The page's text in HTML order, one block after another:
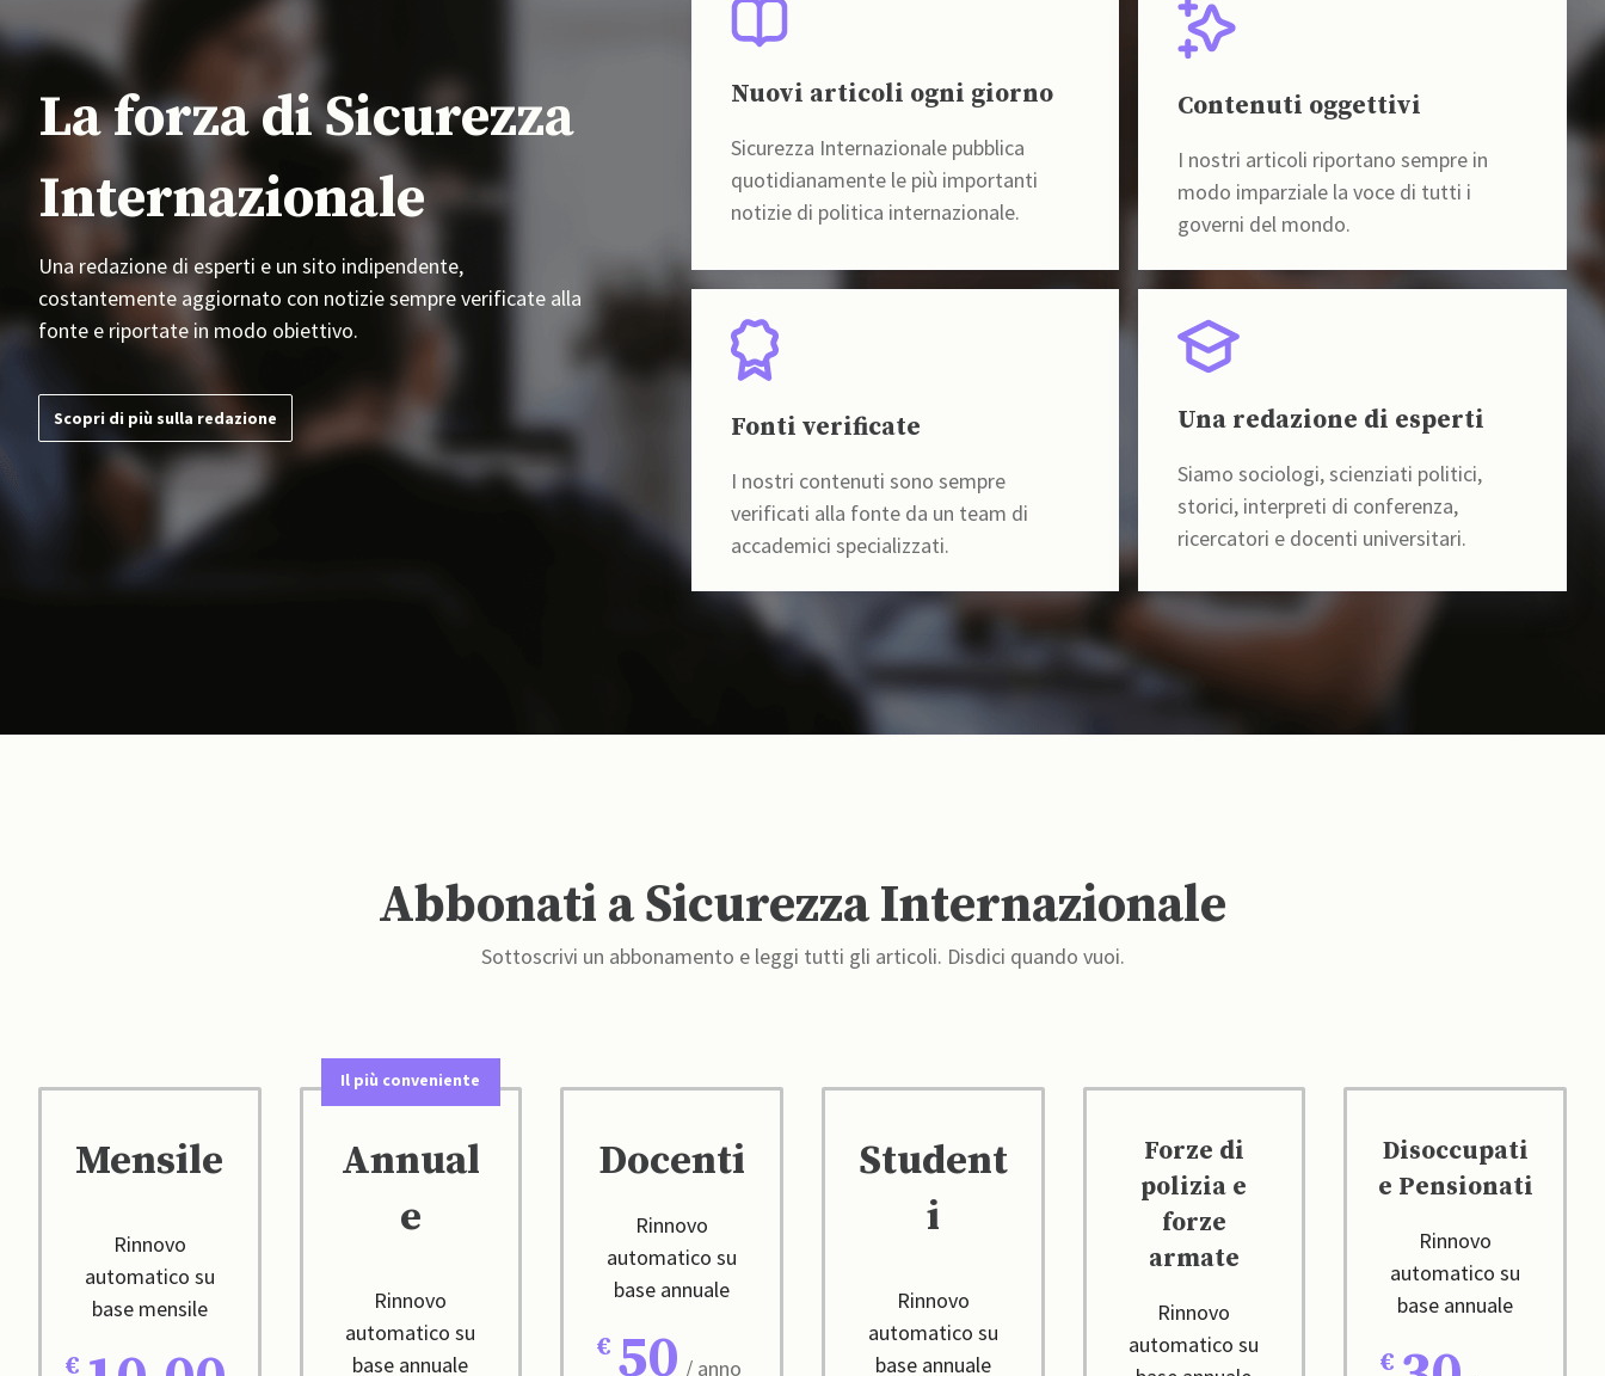
La forza di Sicurezza
Internazionale
Una redazione di esperti e un sito indipendente,
costantemente aggiornato con notizie sempre verificate alla
fonte e riportate in modo obiettivo.
Scopri di più sulla redazione
Nuovi articoli ogni giorno
Sicurezza Internazionale pubblica
quotidianamente le più importanti
notizie di politica internazionale.
Contenuti oggettivi
I nostri articoli riportano sempre in
modo imparziale la voce di tutti i
governi del mondo.
Fonti verificate
I nostri contenuti sono sempre
verificati alla fonte da un team di
accademici specializzati.
Una redazione di esperti
Siamo sociologi, scienziati politici,
storici, interpreti di conferenza,
ricercatori e docenti universitari.
Abbonati a Sicurezza Internazionale
Sottoscrivi un abbonamento e leggi tutti gli articoli. Disdici quando vuoi.
Mensile
Rinnovo
automatico su
base mensile
Il più conveniente
Annual
e
Rinnovo
automatico su
base annuale
Docenti
Rinnovo
automatico su
base annuale
50 / anno
Student
i
Rinnovo
automatico su
base annuale
Forze di
polizia e
forze
armate
Rinnovo
automatico su
Disoccupati
e Pensionati
Rinnovo
automatico su
base annuale